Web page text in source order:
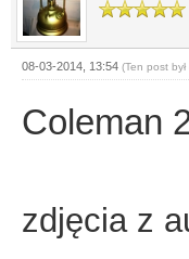
08-03-2014, 13:54 (Ten post
Coleman
zdjęcia z